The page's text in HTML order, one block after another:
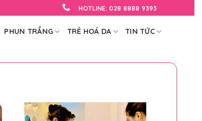
HOTLINE: 028 8888 9393
PHUN TRẮNG TRẺ HOÁ DA TIN TỨC